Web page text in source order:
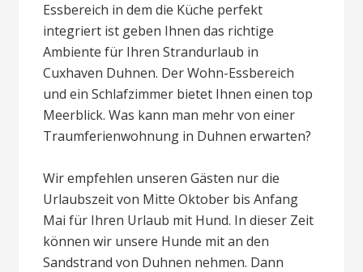
Essbereich in dem die Küche perfekt
integriert ist geben Ihnen das richtige
Ambiente für Ihren Strandurlaub in
Cuxhaven Duhnen. Der Wohn-Essbereich
und ein Schlafzimmer bietet Ihnen einen top
Meerblick. Was kann man mehr von einer
Traumferienwohnung in Duhnen erwarten?
Wir empfehlen unseren Gästen nur die
Urlaubszeit von Mitte Oktober bis Anfang
Mai für Ihren Urlaub mit Hund. In dieser Zeit
können wir unsere Hunde mit an den
Sandstrand von Duhnen nehmen. Dann